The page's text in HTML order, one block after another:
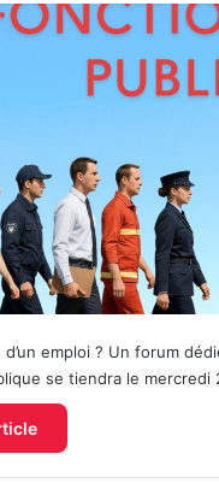
emploi ? Un forum
se tiendra le mercredi